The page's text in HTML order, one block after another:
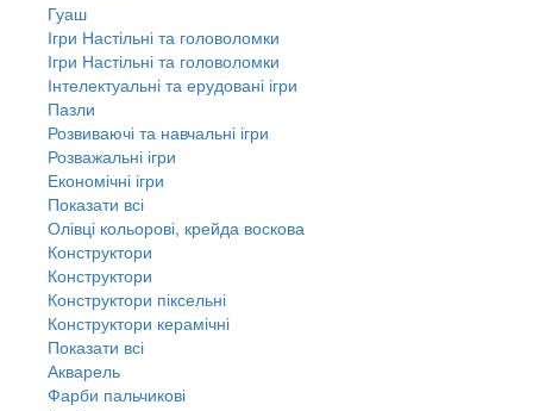
Гуаш
Ігри Настільні та головоломки
Ігри Настільні та головоломки
Інтелектуальні та ерудовані ігри
Пазли
Розвиваючі та навчальні ігри
Розважальні ігри
Економічні ігри
Показати всі
Олівці кольорові, крейда воскова
Конструктори
Конструктори
Конструктори піксельні
Конструктори керамічні
Показати всі
Акварель
Фарби пальчикові